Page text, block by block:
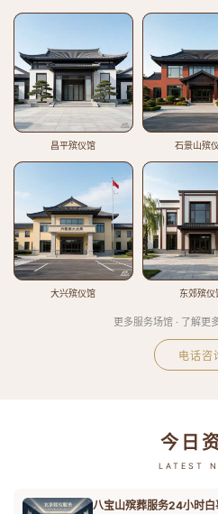
昌平殡仪馆 石景山殡
大兴殡仪馆 东郊殡仪
更多服务场馆 · 了解更
电话咨
今日
LATEST
八宝山殡葬服务24小时